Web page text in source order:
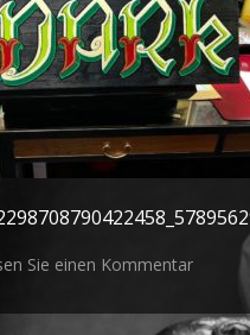
Sie einen Kommentar